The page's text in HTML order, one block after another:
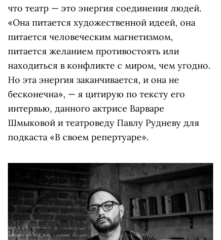
что театр — это энергия соединения людей.
«Она питается художественной идеей, она
питается человеческим магнетизмом,
питается желанием противостоять или
находиться в конфликте с миром, чем угодно.
Но эта энергия заканчивается, и она не
бесконечна», — я цитирую по тексту его
интервью, данного актрисе Варваре
Шмыковой и театроведу Павлу Рудневу для
подкаста «В своем репертуаре».